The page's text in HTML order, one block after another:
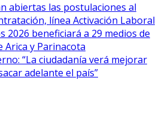
abiertas las postulaciones al
línea Activación Laboral
2026 beneficiará a 29 medios de
Arica y Parinacota
“La ciudadanía verá mejorar
adelante el país”